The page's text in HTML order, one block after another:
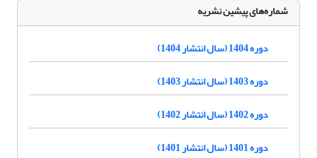
شماره‌های پیشین نشریه
دوره 1404 (سال انتشار 1404)
دوره 1403 (سال انتشار 1403)
دوره 1402 (سال انتشار 1402)
دوره 1401 (سال انتشار 1401)